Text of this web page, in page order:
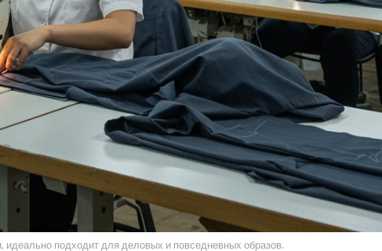
подходит для деловых и повседневных образов.